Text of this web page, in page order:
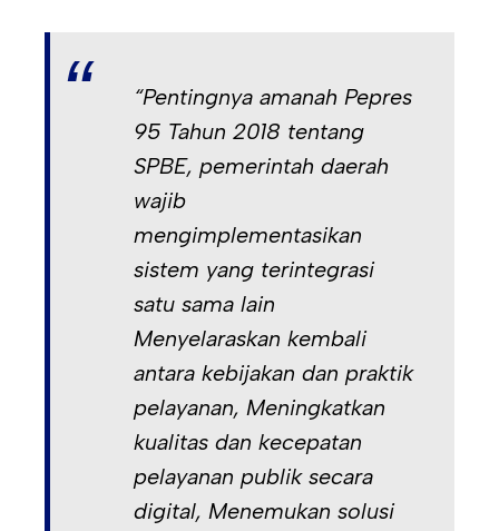
“Pentingnya amanah Pepres
95 Tahun 2018 tentang
SPBE, pemerintah daerah
wajib
mengimplementasikan
sistem yang terintegrasi
satu sama lain
Menyelaraskan kembali
antara kebijakan dan praktik
pelayanan, Meningkatkan
kualitas dan kecepatan
pelayanan publik secara
digital, Menemukan solusi